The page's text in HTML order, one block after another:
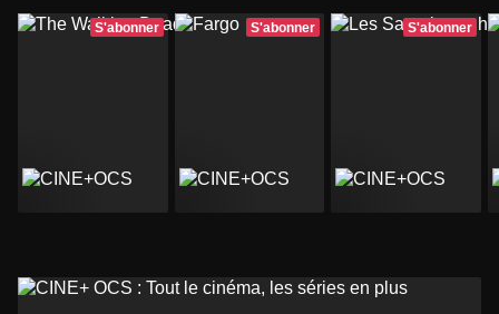
S'abonner S'abonner S'abonner